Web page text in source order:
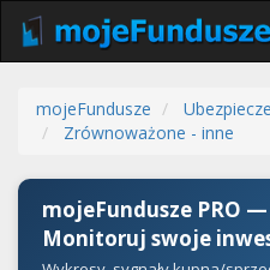
mojeFundusze
Zrównoważone - inne
mojeFundusze PRO —
Monitoruj swoje